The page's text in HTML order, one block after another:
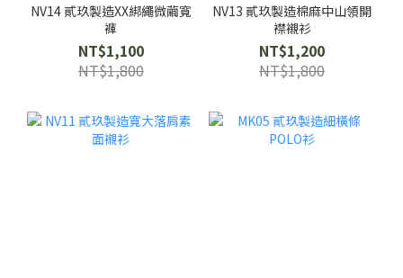
NV14 貳玖製造XX綁繩微繭寬
褲
NT$1,100
NT$1,800
NV13 貳玖製造棉麻中山領開
襟襯衫
NT$1,200
NT$1,800